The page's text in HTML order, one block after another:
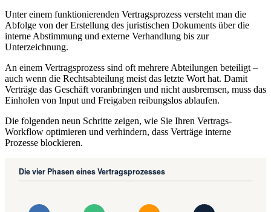
Unter einem funktionierenden Vertragsprozess versteht man die
Abfolge von der Erstellung des juristischen Dokuments über die
interne Abstimmung und externe Verhandlung bis zur
Unterzeichnung.
An einem Vertragsprozess sind oft mehrere Abteilungen beteiligt –
auch wenn die Rechtsabteilung meist das letzte Wort hat. Damit
Verträge das Geschäft voranbringen und nicht ausbremsen, muss das
Einholen von Input und Freigaben reibungslos ablaufen.
Die folgenden neun Schritte zeigen, wie Sie Ihren Vertrags-
Workflow optimieren und verhindern, dass Verträge interne
Prozesse blockieren.